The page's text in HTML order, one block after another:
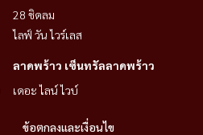
28 ชิดลม
ไลฟ์ วัน ไวร์เลส
ลาดพร้าว เซ็นทรัลลาดพร้าว
เดอะ ไลน์ ไวบ์
ข้อตกลงและเงื่อนไข